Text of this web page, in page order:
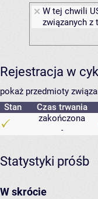
W tej chwili
związanych z
Rejestracja w
pokaż przedmioty
Stan
Czas trwania
zakończona
-
Statystyki próśb
W skrócie